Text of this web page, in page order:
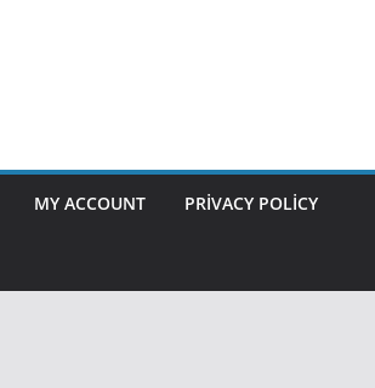
MY ACCOUNT PRIVACY POLICY